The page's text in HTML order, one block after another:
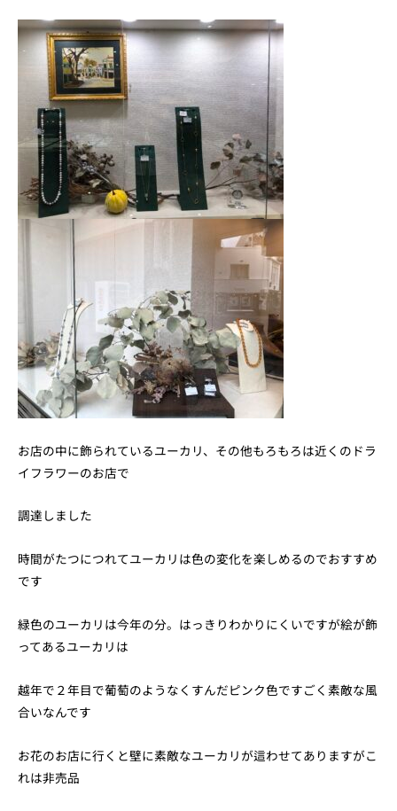
お店の中に飾られているユーカリ、その他もろもろは近くのドラ
イフラワーのお店で
調達しました
時間がたつにつれてユーカリは色の変化を楽しめるのでおすすめ
です
緑色のユーカリは今年の分。はっきりわかりにくいですが絵が飾
ってあるユーカリは
越年で２年目で葡萄のようなくすんだピンク色ですごく素敵な風
合いなんです
お花のお店に行くと壁に素敵なユーカリが這わせてありますがこ
れは非売品